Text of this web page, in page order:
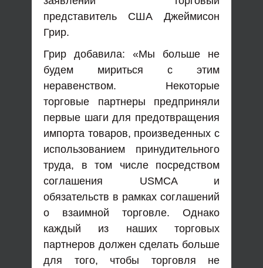
представитель США Джеймисон
Грир.
Грир добавила: «Мы больше не
будем мириться с этим
неравенством. Некоторые
торговые партнеры предприняли
первые шаги для предотвращения
импорта товаров, произведенных с
использованием принудительного
труда, в том числе посредством
соглашения USMCA и
обязательств в рамках соглашений
о взаимной торговле. Однако
каждый из наших торговых
партнеров должен сделать больше
для того, чтобы торговля не